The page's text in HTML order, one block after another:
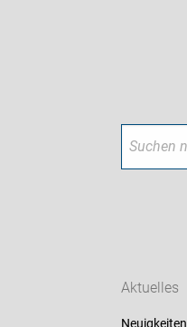
Aktuelles
Neuigkeiten